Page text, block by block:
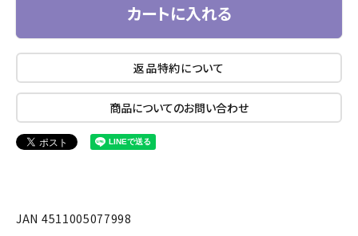
カートに入れる
返品特約について
商品についてのお問い合わせ
JAN 4511005077998